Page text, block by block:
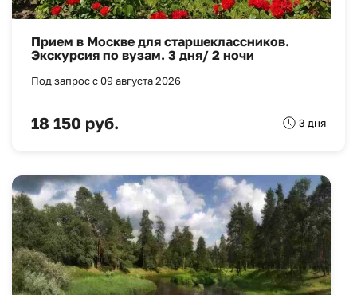
Прием в Москве для старшеклассников.
Экскурсия по вузам. 3 дня/ 2 ночи
Под запрос с 09 августа 2026
18 150 руб. 3 дня